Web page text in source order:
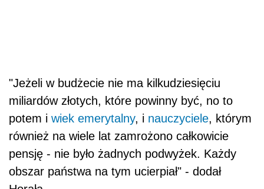
"Jeżeli w budżecie nie ma kilkudziesięciu
miliardów złotych, które powinny być, no to
potem i wiek emerytalny, i nauczyciele, którym
również na wiele lat zamrożono całkowicie
pensję - nie było żadnych podwyżek. Każdy
obszar państwa na tym ucierpiał" - dodał